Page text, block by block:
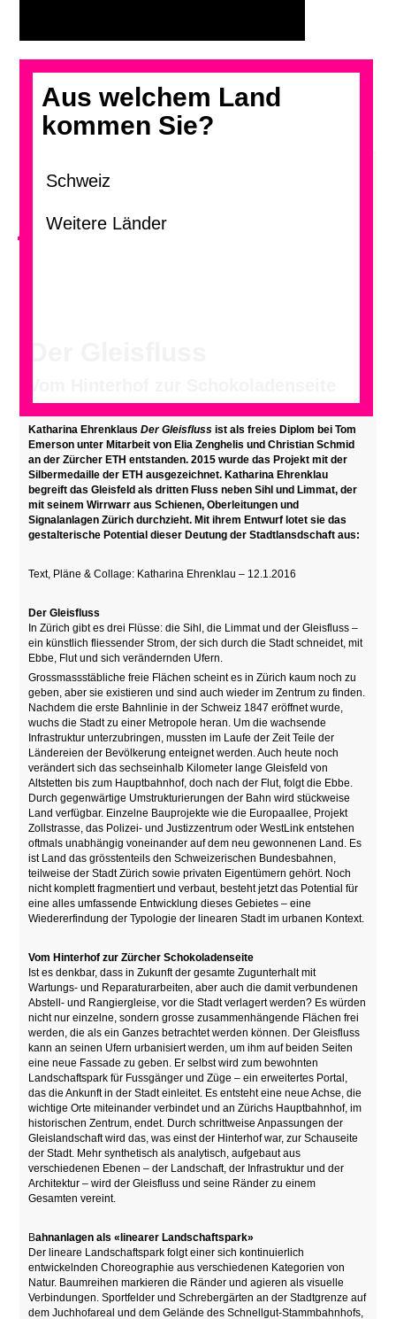
Aus welchem Land
kommen Sie?
<
Katharina EhrenklausDer Gleisfluss ist als freies Diplom bei Tom
Emerson unter Mitarbeit von Elia Zenghelis und Christian Schmid
an der Zürcher ETH entstanden. 2015 wurde das Projekt mit der
Silbermedaille der ETH ausgezeichnet. Katharina Ehrenklau
begreift das Gleisfeld als dritten Fluss neben Sihl und Limmat, der
mit seinem Wirrwarr aus Schienen, Oberleitungen und
Signalanlagen Zürich durchzieht. Mit ihrem Entwurf lotet sie das
gestalterische Potential dieser Deutung der Stadtlansdschaft aus:
Text, Pläne & Collage: Katharina Ehrenklau – 12.1.2016
Der Gleisfluss
In Zürich gibt es drei Flüsse: die Sihl, die Limmat und der Gleisfluss –
ein künstlich fliessender Strom, der sich durch die Stadt schneidet, mit
Ebbe, Flut und sich verändernden Ufern.
Grossmassstäbliche freie Flächen scheint es in Zürich kaum noch zu
geben, aber sie existieren und sind auch wieder im Zentrum zu finden.
Nachdem die erste Bahnlinie in der Schweiz 1847 eröffnet wurde,
wuchs die Stadt zu einer Metropole heran. Um die wachsende
Infrastruktur unterzubringen, mussten im Laufe der Zeit Teile der
Ländereien der Bevölkerung enteignet werden. Auch heute noch
verändert sich das sechseinhalb Kilometer lange Gleisfeld von
Altstetten bis zum Hauptbahnhof, doch nach der Flut, folgt die Ebbe.
Durch gegenwärtige Umstrukturierungen der Bahn wird stückweise
Land verfügbar. Einzelne Bauprojekte wie die Europaallee, Projekt
Zollstrasse, das Polizei- und Justizzentrum oder WestLink entstehen
oftmals unabhängig voneinander auf dem neu gewonnenen Land. Es
ist Land das grösstenteils den Schweizerischen Bundesbahnen,
teilweise der Stadt Zürich sowie privaten Eigentümern gehört. Noch
nicht komplett fragmentiert und verbaut, besteht jetzt das Potential für
eine alles umfassende Entwicklung dieses Gebietes – eine
Wiedererfindung der Typologie der linearen Stadt im urbanen Kontext.
Vom Hinterhof zur Zürcher Schokoladenseite
Ist es denkbar, dass in Zukunft der gesamte Zugunterhalt mit
Wartungs- und Reparaturarbeiten, aber auch die damit verbundenen
Abstell- und Rangiergleise, vor die Stadt verlagert werden? Es würden
nicht nur einzelne, sondern grosse zusammenhängende Flächen frei
werden, die als ein Ganzes betrachtet werden können. Der Gleisfluss
kann an seinen Ufern urbanisiert werden, um ihm auf beiden Seiten
eine neue Fassade zu geben. Er selbst wird zum bewohnten
Landschaftspark für Fussgänger und Züge – ein erweitertes Portal,
das die Ankunft in der Stadt einleitet. Es entsteht eine neue Achse, die
wichtige Orte miteinander verbindet und an Zürichs Hauptbahnhof, im
historischen Zentrum, endet. Durch schrittweise Anpassungen der
Gleislandschaft wird das, was einst der Hinterhof war, zur Schauseite
der Stadt. Mehr synthetisch als analytisch, aufgebaut aus
verschiedenen Ebenen – der Landschaft, der Infrastruktur und der
Architektur – wird der Gleisfluss und seine Ränder zu einem
Gesamten vereint.
Bahnanlagen als «linearer Landschaftspark»
Der lineare Landschaftspark folgt einer sich kontinuierlich
entwickelnden Choreographie aus verschiedenen Kategorien von
Natur. Baumreihen markieren die Ränder und agieren als visuelle
Verbindungen. Sportfelder und Schrebergärten an der Stadtgrenze auf
dem Juchhofareal und dem Gelände des Schnellgut-Stammbahnhofs,